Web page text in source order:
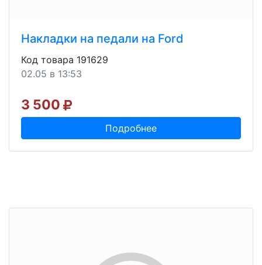
Накладки на педали на Ford
Код товара 191629
02.05 в 13:53
3 500
Подробнее